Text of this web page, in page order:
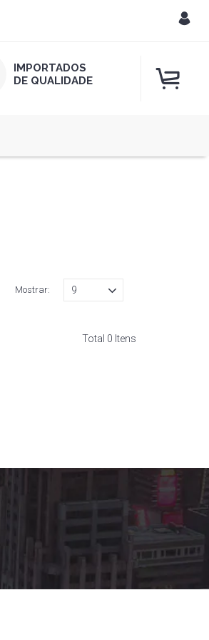
IMPORTADOS
DE QUALIDADE
Mostrar:
Total 0 Itens